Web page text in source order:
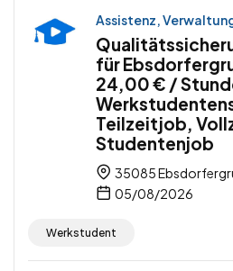
Assistenz,
für
24,00 € /
Teilzeitjob,
Studentenjob
35085
05/08/2026
Werkstudent